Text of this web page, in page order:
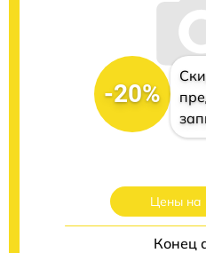
-20%
Цены на
Конец